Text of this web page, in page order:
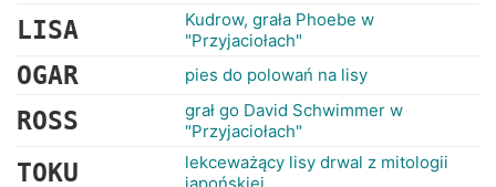
LISA
Kudrow, grała Phoebe w
"Przyjaciołach"
OGAR pies do polowań na lisy
ROSS
grał go David Schwimmer w
"Przyjaciołach"
TOKU
lekceważący lisy drwal z mitologii